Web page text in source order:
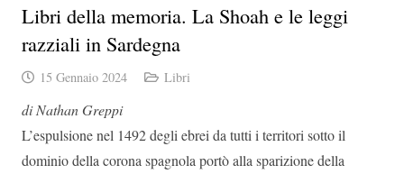
Libri della memoria. La Shoah e le leggi
razziali in Sardegna
15 Gennaio 2024 Libri
di Nathan Greppi
L’espulsione nel 1492 degli ebrei da tutti i territori sotto il
dominio della corona spagnola portò alla sparizione della